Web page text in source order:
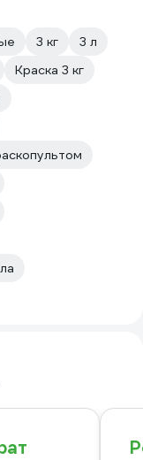
3 кг
3 л
Краска 3 кг